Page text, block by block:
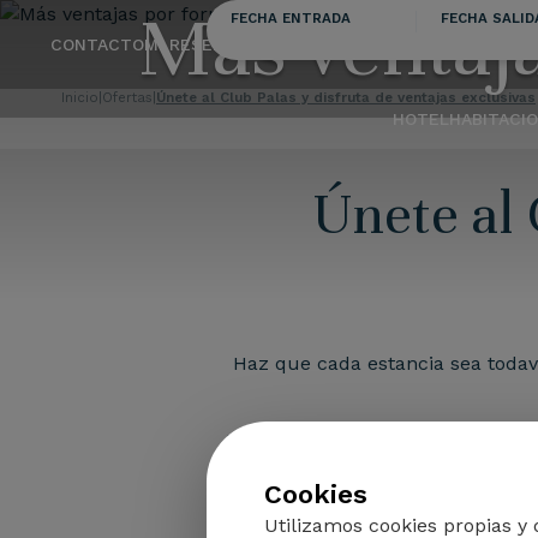
CONTACTOMI RESERVA
HOTEL
MásFECHA ENTRADA FECHA
Inicio Ofertas Únete al Club Palas y disfruta de ventajas exclusivas
Únete al
Haz que cada estancia sea
Regístrate
Una oportunidad para sacar aún
Cookies
Utilizamos cookies propias